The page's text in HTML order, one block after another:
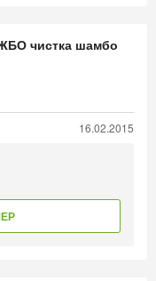
чистка шамбо
16.02.2015